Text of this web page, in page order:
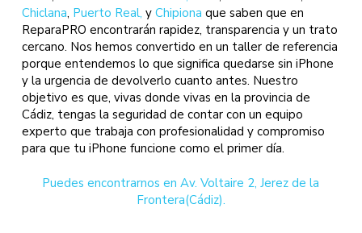
Chiclana, Puerto Real, y Chipiona que saben que en
ReparaPRO encontrarán rapidez, transparencia y un trato
cercano. Nos hemos convertido en un taller de referencia
porque entendemos lo que significa quedarse sin iPhone
y la urgencia de devolverlo cuanto antes. Nuestro
objetivo es que, vivas donde vivas en la provincia de
Cádiz, tengas la seguridad de contar con un equipo
experto que trabaja con profesionalidad y compromiso
para que tu iPhone funcione como el primer día.
Puedes encontrarnos en Av. Voltaire 2, Jerez de la
Frontera(Cádiz).